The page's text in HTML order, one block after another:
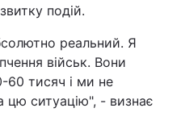
подій.
реальний. Я
військ. Вони
60 тисяч і ми не
ситуацію", - визнає